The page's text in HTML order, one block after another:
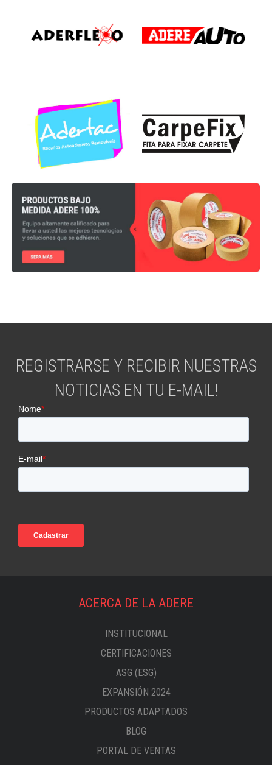
REGISTRARSE Y RECIBIR NUESTRAS
NOTICIAS EN TU E-MAIL!
ACERCA DE LA ADERE
INSTITUCIONAL
CERTIFICACIONES
ASG (ESG)
EXPANSIÓN 2024
PRODUCTOS ADAPTADOS
BLOG
PORTAL DE VENTAS